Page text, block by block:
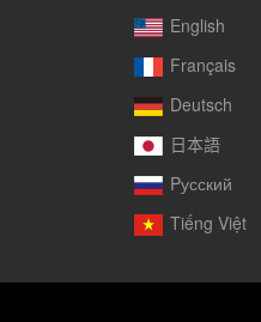
English
Français
Deutsch
日本語
Pусский
Tiếng Việt